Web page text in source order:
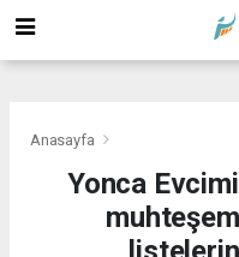
Anasayfa
Yonca